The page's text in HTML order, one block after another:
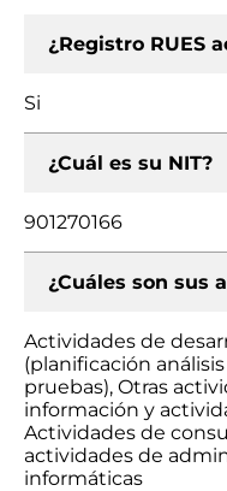
¿Registro RUES
Si
¿Cuál es su NIT?
901270166
¿Cuáles son sus
Actividades de
(planificación
pruebas), Otras
información y
Actividades de
actividades de
informáticas